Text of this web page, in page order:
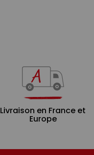
Livraison en France et
Europe